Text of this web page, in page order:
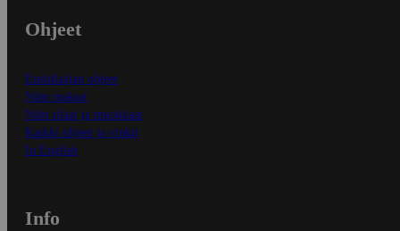
Ohjeet
Ensitilaajan ohjeet
Näin maksat
Näin tilaat ja muokkaat
Kaikki ohjeet ja vinkit
In English
Info